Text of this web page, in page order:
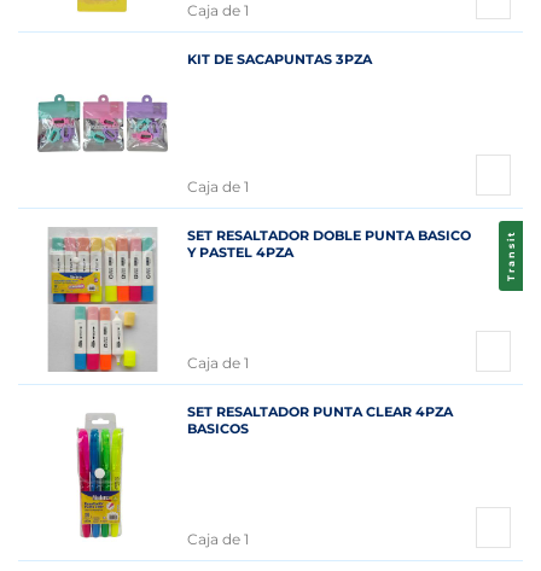
Caja de 1
KIT DE SACAPUNTAS 3PZA
Caja de 1
Transit
SET RESALTADOR DOBLE PUNTA BASICO
Y PASTEL 4PZA
Caja de 1
SET RESALTADOR PUNTA CLEAR 4PZA
BASICOS
Caja de 1